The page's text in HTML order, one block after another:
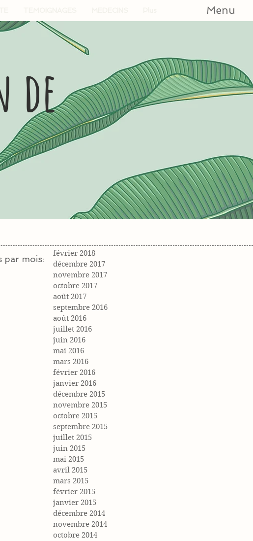
Menu
de
par mois:
février 2018
décembre 2017
novembre 2017
octobre 2017
août 2017
septembre 2016
août 2016
juillet 2016
juin 2016
mai 2016
mars 2016
février 2016
janvier 2016
décembre 2015
novembre 2015
octobre 2015
septembre 2015
juillet 2015
juin 2015
mai 2015
avril 2015
mars 2015
février 2015
janvier 2015
décembre 2014
novembre 2014
octobre 2014